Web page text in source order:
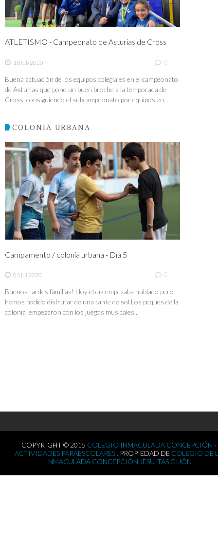
ATLETISMO - Campeonato de Asturias de Cross
18 feb 2020 0
Buena actuación de los equipos colegiales en el campeonato
de Asturias que pone un buen broche a la temporada de
Cross, consiguiendo el subcampeonato por equipos en...
COLONIA URBANA
Campamento / colonia urbana - Día 5
03 jul 2020 0
Buenos tardes familias! Hoy el día empezaba nublado pero
hemos podido disfrutar de una tarde de sol.Los peques de la
colonia empezaron con los juegos musicales...
COPYRIGHT © 2015 COLEGIO INMACULADA CONCEPCIÓN -
ACTIVIDADES PARAESCOLARES . PROPIEDAD DE COLEGIO DE
INMACULADA CONCEPCIÓN JESUITAS GIJÓN